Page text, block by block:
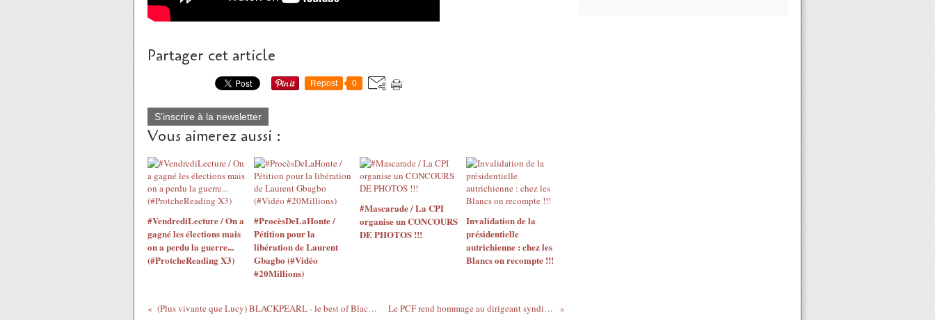
Partager cet article
Repost 0
S'inscrire à la newsletter
Vous aimerez aussi :
#VendrediLecture / On a
gagné les élections mais
on a perdu la guerre...
(#ProtcheReading X3)
#ProcèsDeLaHonte /
Pétition pour la
libération de Laurent
Gbagbo (#Vidéo
#20Millions)
#Mascarade / La CPI
organise un CONCOURS
DE PHOTOS !!!
Invalidation de la
présidentielle
autrichienne : chez les
Blancs on recompte !!!
(Plus vivante que Lucy) BLACKPEARL - le best of Black music depuis les seventies jusqu'à nos jours - 5/10/13 Le PCF rend hommage au dirigeant syndicaliste ivoirien décédé Basile Mahan Gahé